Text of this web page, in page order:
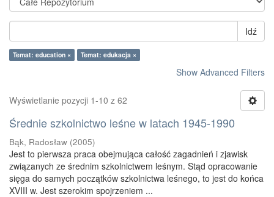
Idź
Temat: education × Temat: edukacja ×
Show Advanced Filters
Wyświetlanie pozycji 1-10 z 62
Średnie szkolnictwo leśne w latach 1945-1990
Bąk, Radosław (2005)
Jest to pierwsza praca obejmująca całość zagadnień i zjawisk
związanych ze średnim szkolnictwem leśnym. Stąd opracowanie
sięga do samych początków szkolnictwa leśnego, to jest do końca
XVIII w. Jest szerokim spojrzeniem ...